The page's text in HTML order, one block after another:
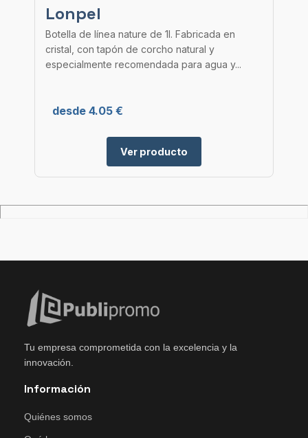
Lonpel
Botella de línea nature de 1l. Fabricada en
cristal, con tapón de corcho natural y
especialmente recomendada para agua y...
desde 4.05 €
Ver producto
Tu empresa comprometida con la excelencia y la
innovación.
Información
Quiénes somos